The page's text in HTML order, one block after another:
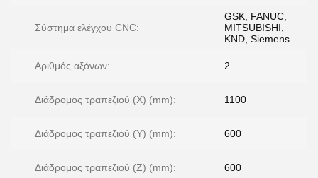
Σύστημα ελέγχου CNC:
GSK, FANUC,
MITSUBISHI,
KND, Siemens
Αριθμός αξόνων: 2
Διάδρομος τραπεζιού (X) (mm): 1100
Διάδρομος τραπεζιού (Y) (mm): 600
Διάδρομος τραπεζιού (Z) (mm): 600